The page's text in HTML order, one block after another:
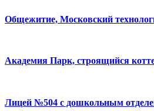
Общежитие, Московский
Академия Парк, строящийся
Лицей №504 с дошкольным